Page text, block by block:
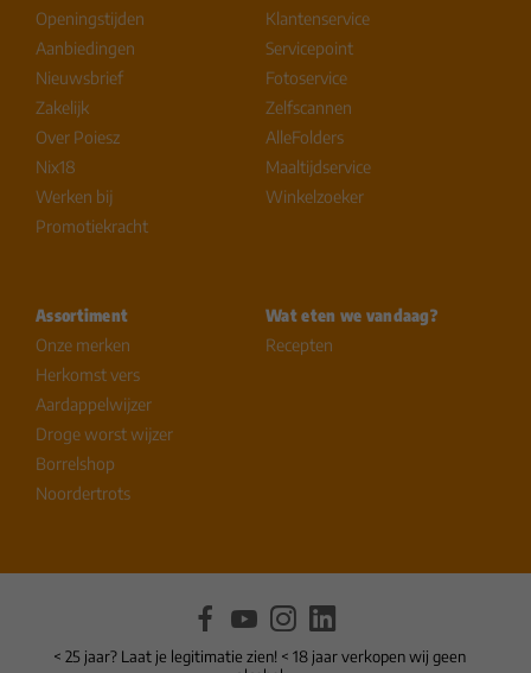
Openingstijden
Aanbiedingen
Nieuwsbrief
Zakelijk
Over Poiesz
Nix18
Werken bij
Promotiekracht
Klantenservice
Servicepoint
Fotoservice
Zelfscannen
AlleFolders
Maaltijdservice
Winkelzoeker
Assortiment
Onze merken
Herkomst vers
Aardappelwijzer
Droge worst wijzer
Borrelshop
Noordertrots
Wat eten we vandaag?
Recepten
< 25 jaar? Laat je legitimatie zien! < 18 jaar verkopen wij geen